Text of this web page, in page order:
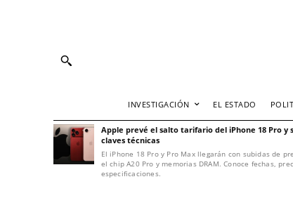
INVESTIGACIÓN EL ESTADO
Apple prevé el salto tarifario del iPhone 18 Pro y
claves técnicas
El iPhone 18 Pro y Pro Max llegarán con subidas de
el chip A20 Pro y memorias DRAM. Conoce fechas,
especificaciones.